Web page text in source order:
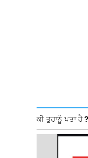
ਕੀ ਤੁਹਾਨੂੰ ਪਤਾ ਹੈ ?